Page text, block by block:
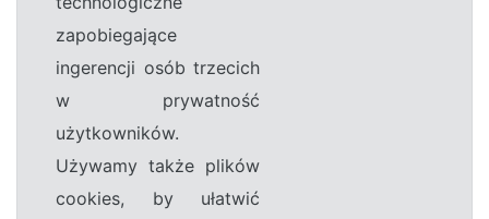
zapobiegające
ingerencji osób trzecich
w prywatność
użytkowników.
Używamy także plików
cookies, by ułatwić